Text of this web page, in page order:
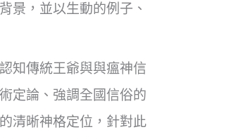
景，並以生動的例子、
知傳統王爺與與瘟神信
定論、強調全國信俗的
清晰神格定位，針對此